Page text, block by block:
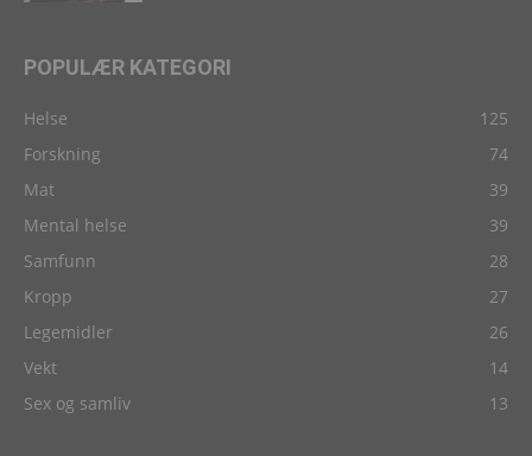
POPULÆR KATEGORI
Helse
125
Forskning
74
Mat
39
Mental helse
39
Samfunn
28
Kropp
27
Legemidler
26
Vekt
14
Sex og samliv
13